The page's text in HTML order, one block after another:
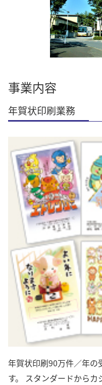
事業内容
年賀状印刷業務
年賀状印刷90万件／年の
す。 スタンダードから